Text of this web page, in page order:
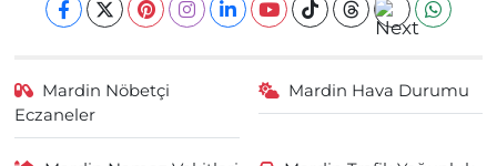
Mardin Nöbetçi
Eczaneler
Mardin Hava Durumu